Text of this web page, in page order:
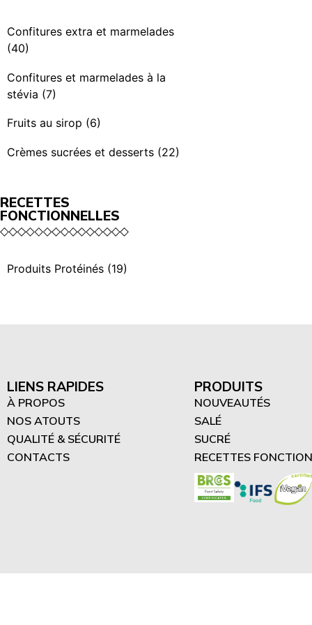
Sauces épicées (4)
Confitures extra et marmelades
(40)
Confitures extra (21)
La sélection des
confitures (3)
Marmelades (4)
Confitures extra bio (5)
Confitures et marmelades à la
stévia (7)
Confitures et marmelades
Fruits au sirop (6)
Fruits au sirop (6)
Crèmes sucrées et desserts (22)
Les Croquantes (3)
Desserts (5)
RECETTES
FONCTIONNELLES
Produits Protéinés (19)
Desserts protéinés (2)
LIENS RAPIDES
À PROPOS
NOS ATOUTS
QUALITÉ & SÉCURITÉ
CONTACTS
PRODUITS
NOUVEAUTÉS
SALÉ
SUCRÉ
RECETTES